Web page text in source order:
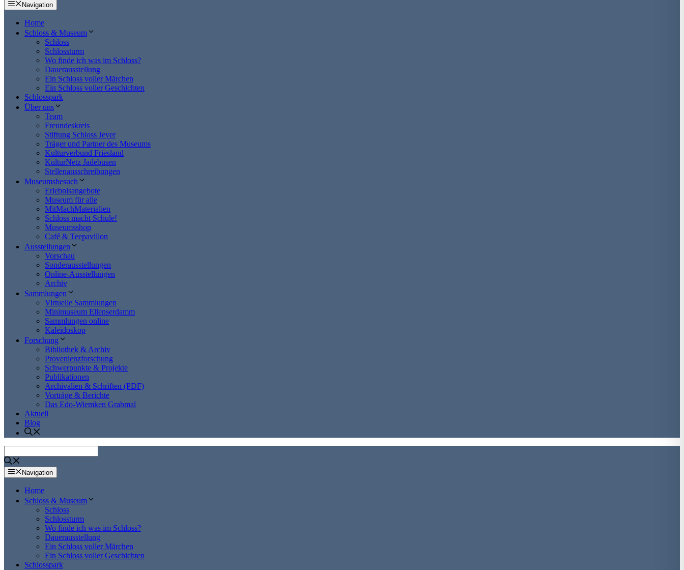
Navigation
Home
Schloss & Museum
Schloss
Schlossturm
Wo finde ich was im Schloss?
Dauerausstellung
Ein Schloss voller Märchen
Ein Schloss voller Geschichten
Schlosspark
Über uns
Team
Freundeskreis
Stiftung Schloss Jever
Träger und Partner des Museums
Kulturverbund Friesland
KulturNetz Jadebusen
Stellenausschreibungen
Museumsbesuch
Erlebnisangebote
Museum für alle
MitMachMaterialien
Schloss macht Schule!
Museumsshop
Café & Teepavillon
Ausstellungen
Vorschau
Sonderausstellungen
Online-Ausstellungen
Archiv
Sammlungen
Virtuelle Sammlungen
Minimuseum Ellenserdamm
Sammlungen online
Kaleidoskop
Forschung
Bibliothek & Archiv
Provenienzforschung
Schwerpunkte & Projekte
Publikationen
Archivalien & Schriften (PDF)
Vorträge & Berichte
Das Edo-Wiemken Grabmal
Aktuell
Blog
Navigation
Home
Schloss & Museum
Schloss
Schlossturm
Wo finde ich was im Schloss?
Dauerausstellung
Ein Schloss voller Märchen
Ein Schloss voller Geschichten
Schlosspark